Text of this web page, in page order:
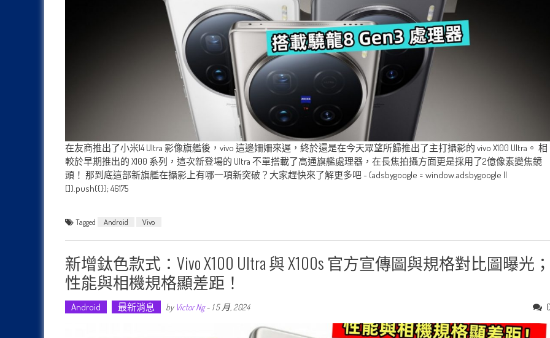
在友商推出了小米14 Ultra 影像旗艦後，vivo 這邊姍姍來遲，終於還是在今天眾望所歸推出了主打攝影的 vivo X100 Ultra。 相
較於早期推出的 X100 系列，這次新登場的 Ultra 不單搭載了高通旗艦處理器，在長焦拍攝方面更是採用了2億像素變焦鏡
頭！ 那到底這部新旗艦在攝影上有哪一項新突破？大家趕快來了解更多吧 ~ (adsbygoogle = window.adsbygoogle ||
[]).push({}); 46175
Tagged Android Vivo
新增鈦色款式：vivo X100 Ultra 與 X100s 官方宣傳圖與規格對比圖曝光；
性能與相機規格顯差距！
Android 最新消息 by Victor Ng- 1 5 月, 2024